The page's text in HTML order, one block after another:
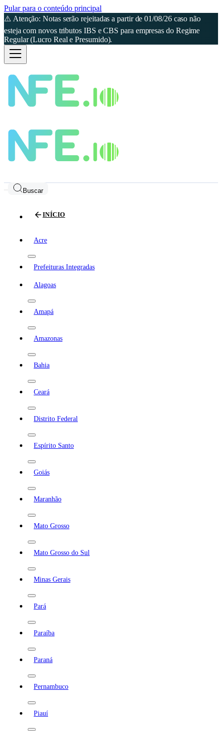
Pular para o conteúdo principal
⚠️ Atenção: Notas serão rejeitadas a partir de 01/08/26 caso não
esteja com novos tributos IBS e CBS para empresas do Regime
Regular (Lucro Real e Presumido).
Buscar
INÍCIO
Acre
Prefeituras Integradas
Alagoas
Amapá
Amazonas
Bahia
Ceará
Distrito Federal
Espírito Santo
Goiás
Maranhão
Mato Grosso
Mato Grosso do Sul
Minas Gerais
Pará
Paraíba
Paraná
Pernambuco
Piauí